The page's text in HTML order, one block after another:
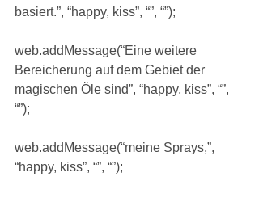
basiert.”, “happy, kiss”, “”, “”);
web.addMessage(“Eine weitere
Bereicherung auf dem Gebiet der
magischen Öle sind”, “happy, kiss”, “”,
“”);
web.addMessage(“meine Sprays,”,
“happy, kiss”, “”, “”);